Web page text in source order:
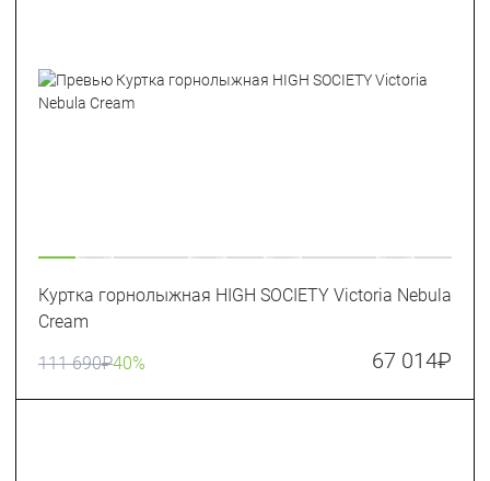
Куртка горнолыжная HIGH SOCIETY Victoria Nebula
Cream
111 690₽40% 67 014₽